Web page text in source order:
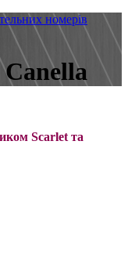
номерів
Canella
Scarlet та